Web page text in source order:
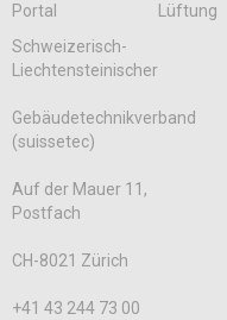
Portal
Lüftung
Schweizerisch-
Liechtensteinischer
Gebäudetechnikverband
(suissetec)
Auf der Mauer 11,
Postfach
CH-8021 Zürich
+41 43 244 73 00